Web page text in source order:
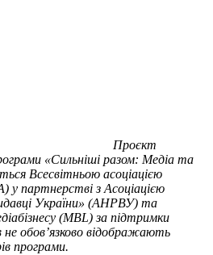
Проєкт
«Сильніші разом: Медіа та
Всесвітньою асоціацією
у партнерстві з Асоціацією
України» (АНРВУ) та
(MBL) за підтримки
не обов’язково відображають
програми.